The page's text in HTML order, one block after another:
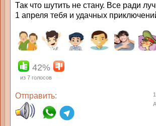
Так что шутить не стану. Все ради
1 апреля тебя и удачных
42%
из 7 голосов
Отправить: